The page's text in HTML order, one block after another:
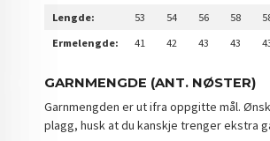
Lengde:
53 54 56 58
Ermelengde:
41 42 43 43
GARNMENGDE (ANT. NØSTER)
Garnmengden er ut ifra oppgitte mål.
plagg, husk at du kanskje trenger ekstra